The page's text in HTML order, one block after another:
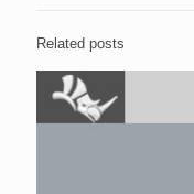
Related posts